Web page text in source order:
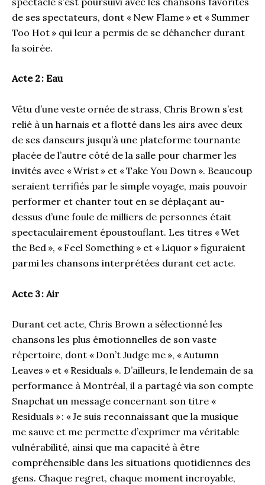
de ses spectateurs, dont « New Flame » et « Summer
Too Hot » qui leur a permis de se déhancher durant
la soirée.
Acte 2 : Eau
Vêtu d’une veste ornée de strass, Chris Brown s’est
relié à un harnais et a flotté dans les airs avec deux
de ses danseurs jusqu’à une plateforme tournante
placée de l’autre côté de la salle pour charmer les
invités avec « Wrist » et « Take You Down ». Beaucoup
seraient terrifiés par le simple voyage, mais pouvoir
performer et chanter tout en se déplaçant au-
dessus d’une foule de milliers de personnes était
spectaculairement époustouflant. Les titres « Wet
the Bed », « Feel Something » et « Liquor » figuraient
parmi les chansons interprétées durant cet acte.
Acte 3 : Air
Durant cet acte, Chris Brown a sélectionné les
chansons les plus émotionnelles de son vaste
répertoire, dont « Don’t Judge me », « Autumn
Leaves » et « Residuals ». D’ailleurs, le lendemain de sa
performance à Montréal, il a partagé via son compte
Snapchat un message concernant son titre «
Residuals » : « Je suis reconnaissant que la musique
me sauve et me permette d’exprimer ma véritable
vulnérabilité, ainsi que ma capacité à être
compréhensible dans les situations quotidiennes des
gens. Chaque regret, chaque moment incroyable,